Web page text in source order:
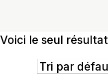
Voici le seul résultat